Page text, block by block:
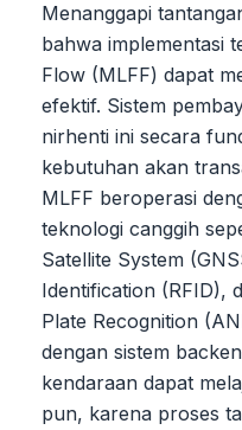
Menanggapi
bahwa implementasi
Flow (MLFF) dapat
efektif. Sistem
nirhenti ini secara
kebutuhan akan
MLFF beroperasi
teknologi canggih
Satellite System
Identification (RFID),
Plate Recognition
dengan sistem
kendaraan dapat
pun, karena proses